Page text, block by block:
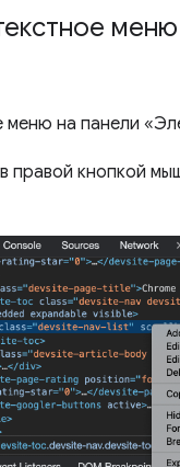
меню на панели
правой кнопкой